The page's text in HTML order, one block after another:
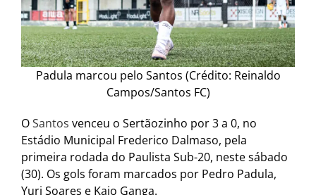
Padula marcou pelo Santos (Crédito: Reinaldo
Campos/Santos FC)
OSantos venceu o Sertãozinho por 3 a 0, no
Estádio Municipal Frederico Dalmaso, pela
primeira rodada do Paulista Sub-20, neste sábado
(30). Os gols foram marcados por Pedro Padula,
Yuri Soares e Kaio Ganga.